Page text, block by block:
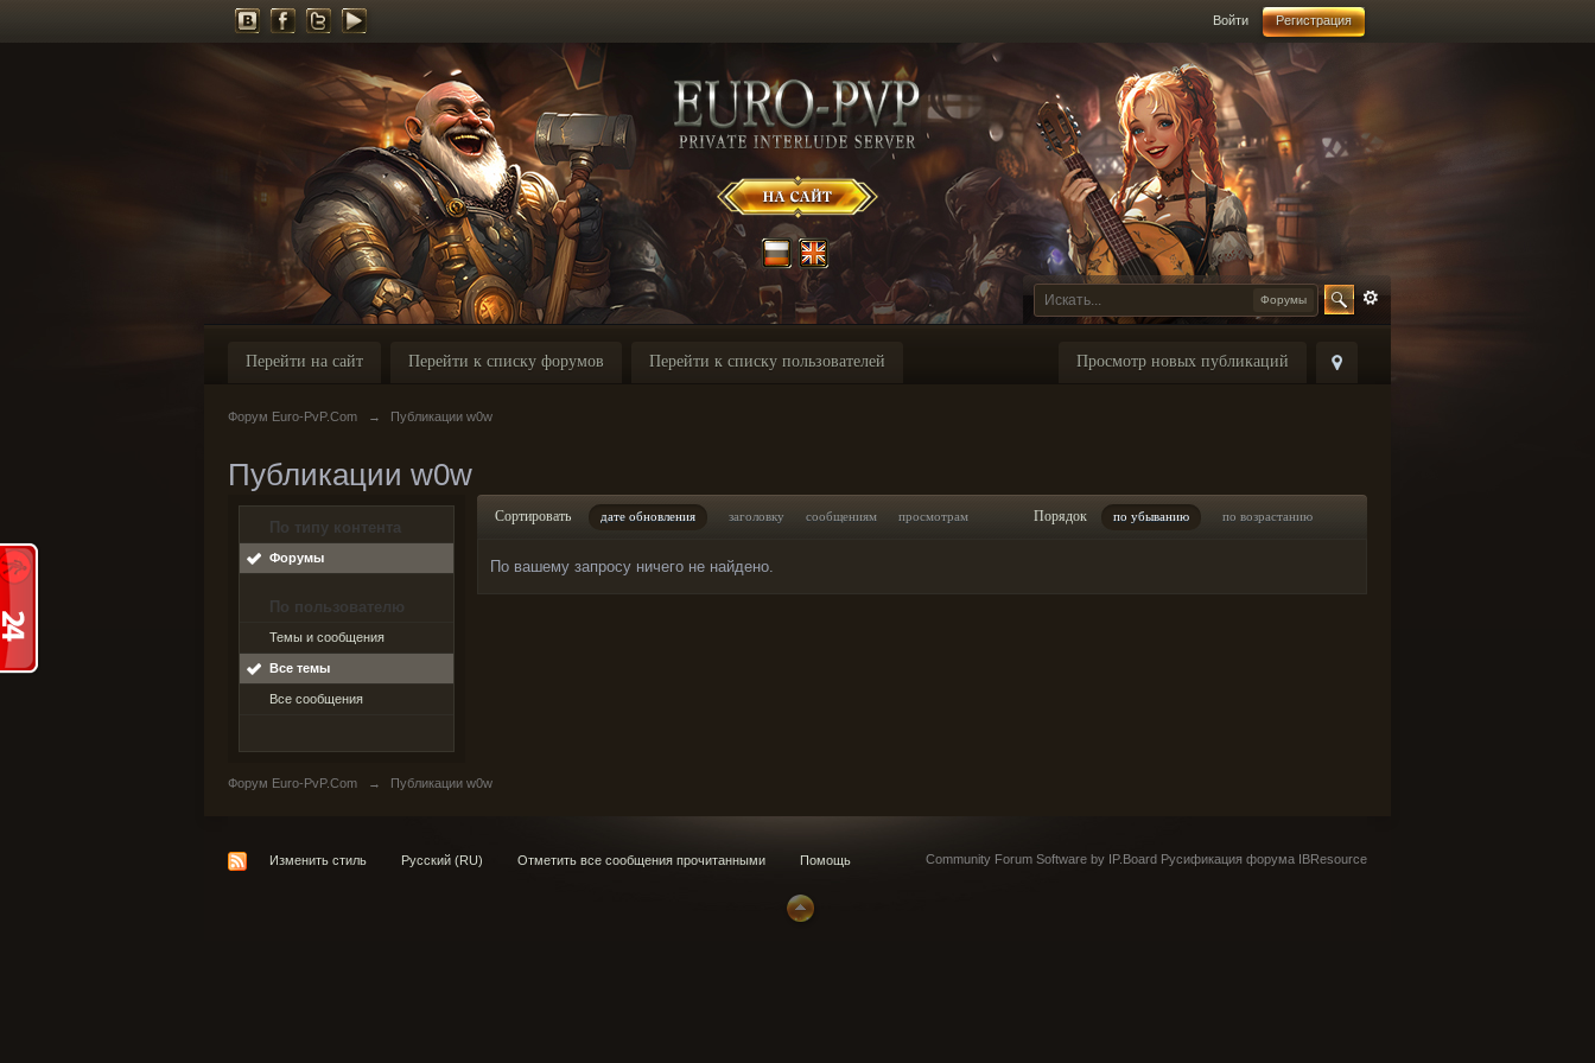
Войти Регистрация
Форумы
Просмотр новых публикаций
Перейти на сайт Перейти к списку форумов Перейти к списку пользователей
Форум Euro-PvP.Com → Публикации w0w
Публикации w0w
По типу контента
Форумы
По пользователю
Темы и сообщения
Все темы
Все сообщения
Сортировать дате обновления заголовку сообщениям просмотрам Порядок по убыванию по возрастанию
По вашему запросу ничего не найдено.
Форум Euro-PvP.Com → Публикации w0w
Изменить стиль Русский (RU) Отметить все сообщения прочитанными Помощь Community Forum Software by IP.Board Русификация форума IBResource